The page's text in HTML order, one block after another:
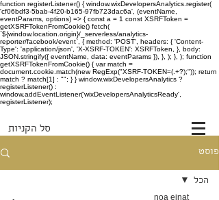
function registerListener() { window.wixDevelopersAnalytics.register(
'cf06bdf3-5bab-4f20-b165-97fb723dac6a', (eventName,
eventParams, options) => { const a = 1 const XSRFToken =
getXSRFTokenFromCookie() fetch(
`${window.location.origin}/_serverless/analytics-
reporter/facebook/event`, { method: 'POST', headers: { 'Content-
Type': 'application/json', 'X-XSRF-TOKEN': XSRFToken, }, body:
JSON.stringify({ eventName, data: eventParams }), }, ); }, ); function
getXSRFTokenFromCookie() { var match =
document.cookie.match(new RegExp("XSRF-TOKEN=(.+?);")); return
match ? match[1] : ""; } } window.wixDevelopersAnalytics ?
registerListener() :
window.addEventListener('wixDevelopersAnalyticsReady',
registerListener);
סל הקניות
פוסט
הכל